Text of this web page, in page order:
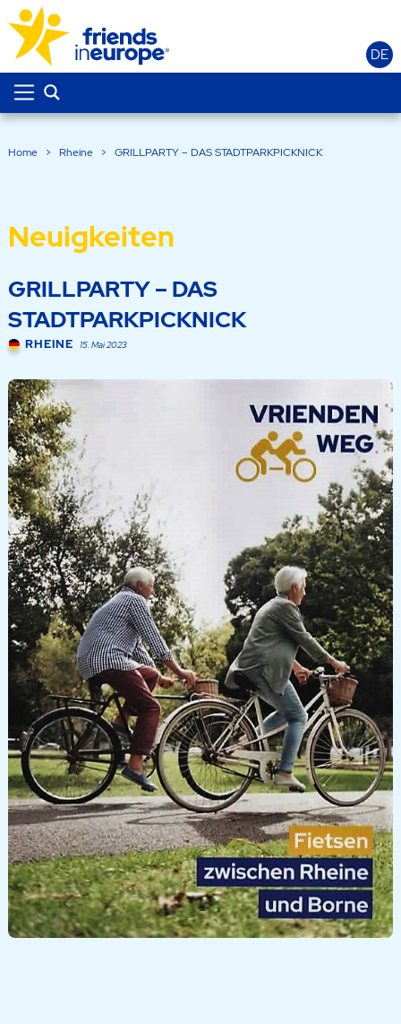
DE
Home > Rheine > GRILLPARTY – DAS STADTPARKPICKNICK
Neuigkeiten
GRILLPARTY – DAS
STADTPARKPICKNICK
RHEINE 15. Mai 2023